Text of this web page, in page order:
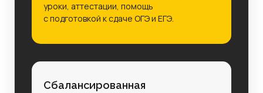
уроки, аттестации, помощь
с подготовкой к сдаче ОГЭ и ЕГЭ.
Сбалансированная